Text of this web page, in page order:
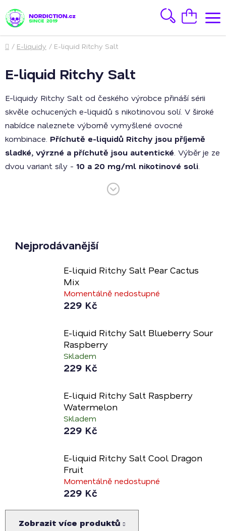
na
obsah
HledatNákupní
košík
Domů
/ E-liquidy / E-liquid Ritchy Salt
E-liquid Ritchy Salt
E-liquidy Ritchy Salt od českého výrobce přináší sérii
skvěle ochucených e-liquidů s nikotinovou solí. V široké
nabídce naleznete výborně vymyšlené ovocné
kombinace. Příchutě e-liquidů Ritchy jsou příjemě
sladké, výrzné a příchutě jsou autentické . Výběr je ze
dvou variant síly - 10 a 20 mg/ml nikotinové soli
Nikotinová sůl je trenderm v oblasti vapingu, její
totiž možné v každém potáhnutí inhalovat vyšší dávku
E-liquidy Ritchy Salt se díky složení, které tvoří
vybalancovaný poměr PG a VG (50/50), skvěle hodí do
a jsou určené na MTL vapování.
Nejprodávanější
E-liquid Ritchy Salt Pear Cactus
Mix
Momentálně nedostupné
229 Kč
E-liquid Ritchy Salt Blueberry Sour
Raspberry
Skladem
229 Kč
E-liquid Ritchy Salt Raspberry
Watermelon
Skladem
229 Kč
E-liquid Ritchy Salt Cool Dragon
Fruit
Momentálně nedostupné
229 Kč
Zobrazit více produktů